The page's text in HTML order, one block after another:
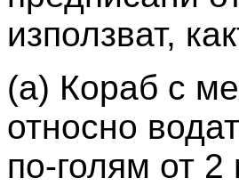
използват,
(а) Кораб с
относно
по-голям от